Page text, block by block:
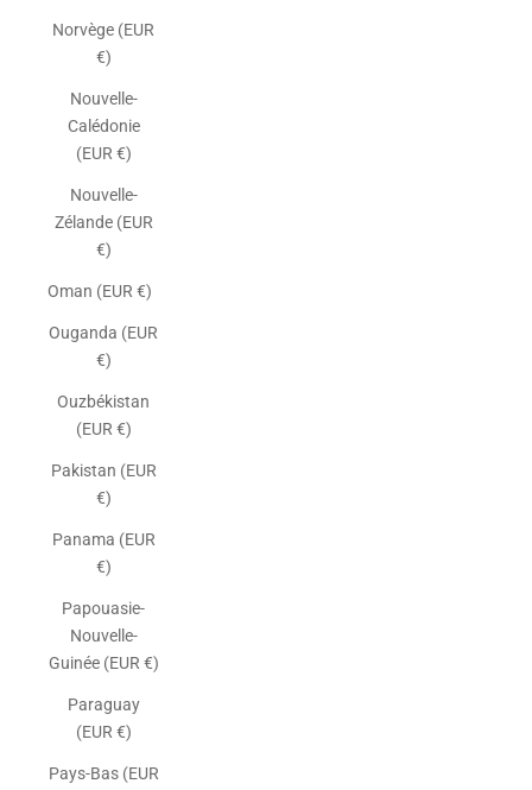
Norvège (EUR
€)
Nouvelle-
Calédonie
(EUR €)
Nouvelle-
Zélande (EUR
€)
Oman (EUR €)
Ouganda (EUR
€)
Ouzbékistan
(EUR €)
Pakistan (EUR
€)
Panama (EUR
€)
Papouasie-
Nouvelle-
Guinée (EUR €)
Paraguay
(EUR €)
Pays-Bas (EUR